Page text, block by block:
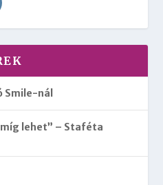
nál
lehet” – Staféta